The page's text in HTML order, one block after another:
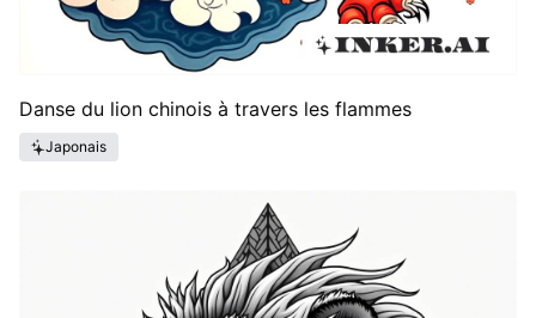
Danse du lion chinois à travers les flammes
Japonais